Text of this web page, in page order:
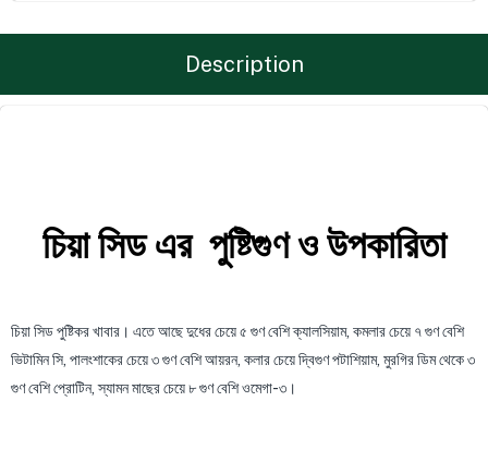
Description
চিয়া সিড এর পুষ্টিগুণ ও উপকারিতা
চিয়া সিড পুষ্টিকর খাবার। এতে আছে দুধের চেয়ে ৫ গুণ বেশি ক্যালসিয়াম, কমলার চেয়ে ৭ গুণ বেশি
ভিটামিন সি, পালংশাকের চেয়ে ৩ গুণ বেশি আয়রন, কলার চেয়ে দ্বিগুণ পটাশিয়াম, মুরগির ডিম থেকে ৩
গুণ বেশি প্রোটিন, স্যামন মাছের চেয়ে ৮ গুণ বেশি ওমেগা-৩।